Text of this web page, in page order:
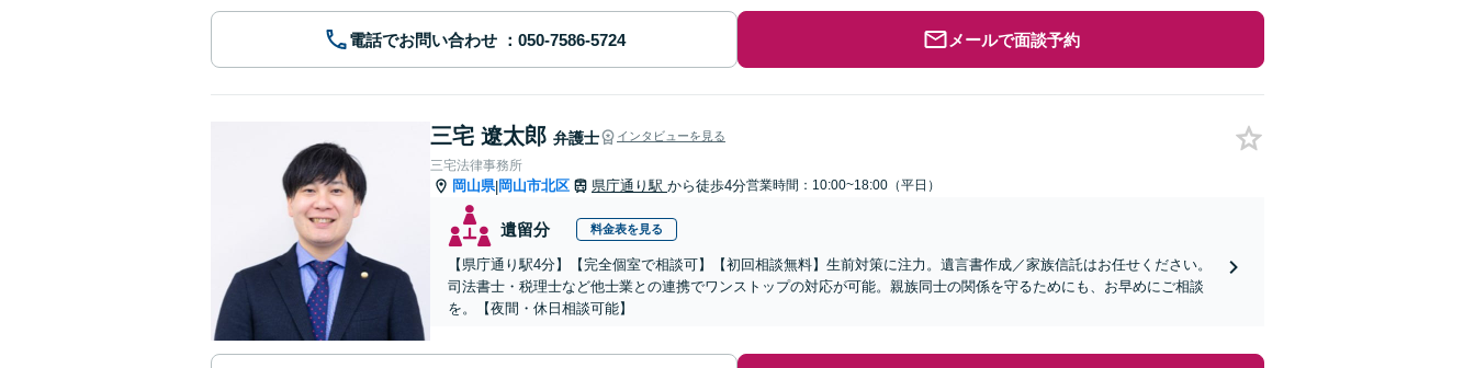
電話でお問い合わせ メールで面談予約
三宅 遼太郎 弁護士 インタビューを見る
三宅法律事務所
岡山県|岡山市北区 県庁通り駅 から徒歩4分営業時間：10:00~18:00（平日）
遺留分 料金表を見る
【県庁通り駅4分】【完全個室で相談可】【初回相談無料】生前対策に注力。遺言書作成／家族信託はお任せください。
司法書士・税理士など他士業との連携でワンストップの対応が可能。親族同士の関係を守るためにも、お早めにご相談
を。【夜間・休日相談可能】